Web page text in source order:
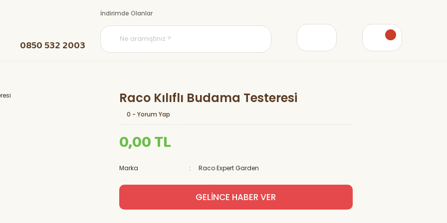
0850 532 2003
İndirimde Olanlar
Raco Kılıflı Budama Testeresi
0 - Yorum Yap
0,00 TL
Marka Raco Expert Garden
GELİNCE HABER VER